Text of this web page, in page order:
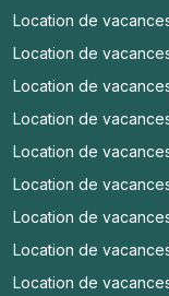
Location de
Location de
Location de
Location de
Location de
Location de
Location de
Location de
Location de